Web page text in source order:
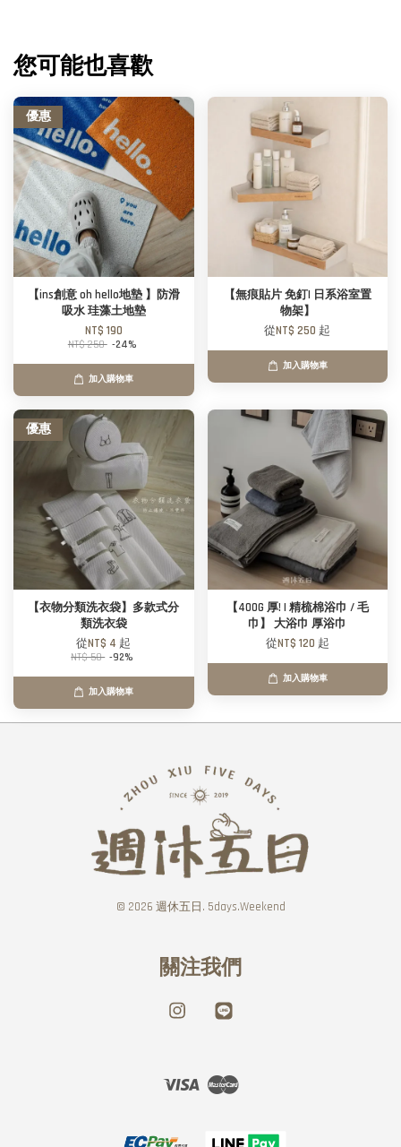
您可能也喜歡
優惠
【ins創意 oh hello地墊 】防滑
吸水 珪藻土地墊
NT$ 190
NT$ 250 -24%
加入購物車
【無痕貼片 免釘| 日系浴室置
物架】
從NT$ 250 起
加入購物車
優惠
【衣物分類洗衣袋】多款式分
類洗衣袋
從NT$ 4 起
NT$ 50 -92%
加入購物車
【400G 厚! | 精梳棉浴巾 / 毛
巾】 大浴巾 厚浴巾
從NT$ 120 起
加入購物車
© 2026 週休五日. 5days.Weekend
關注我們
Instagram
Visa Master